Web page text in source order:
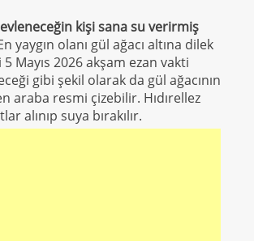
kişi sana su verirmiş
yaygın olanı gül ağacı altına dilek
Mayıs 2026 akşam ezan vakti
gibi şekil olarak da gül ağacının
araba resmi çizebilir. Hıdırellez
alınıp suya bırakılır.